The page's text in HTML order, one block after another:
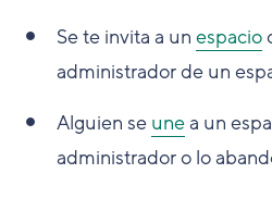
Se te invita a un espacio
administrador de un
Alguien se unea un
administrador o lo